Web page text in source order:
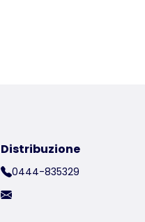
Distribuzione
0444-835329